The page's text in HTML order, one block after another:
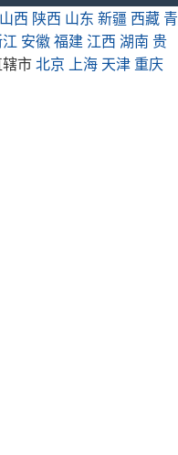
山西 陕西 山东 新疆 西藏 青
安徽福建 江西 湖南 贵
市北京 上海 天津 重庆